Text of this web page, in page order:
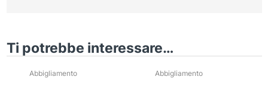
Ti potrebbe interessare…
Abbigliamento
Questo
Abbigliamento
Questo